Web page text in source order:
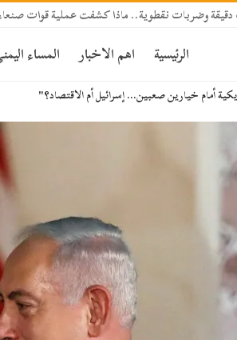
وضربات نقطوية.. ماذا كشفت عملية قوات
الرئيسية اهم الاخبار المساء
أمام خيارين صعبين… إسرائيل أم الاقتصاد؟"